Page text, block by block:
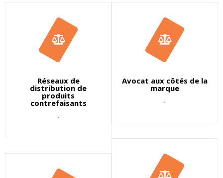
Réseaux de
distribution de
produits
contrefaisants
.
Avocat aux côtés de la
marque
.